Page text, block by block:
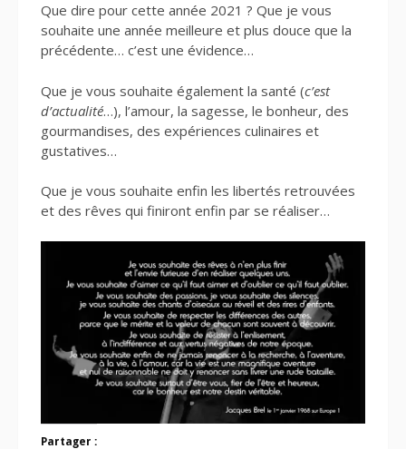
Que dire pour cette année 2021 ? Que je vous
souhaite une année meilleure et plus douce que la
précédente… c’est une évidence…
Que je vous souhaite également la santé (c’est
d’actualité…), l’amour, la sagesse, le bonheur, des
gourmandises, des expériences culinaires et
gustatives…
Que je vous souhaite enfin les libertés retrouvées
et des rêves qui finiront enfin par se réaliser…
Partager :